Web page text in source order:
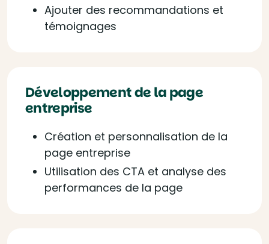
Ajouter des recommandations et
témoignages
Développement de la page
entreprise
Création et personnalisation de la
page entreprise
Utilisation des CTA et analyse des
performances de la page